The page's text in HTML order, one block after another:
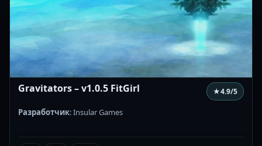
Gravitators – v1.0.5 FitGirl ★4.9/5
Разработчик: Insular Games